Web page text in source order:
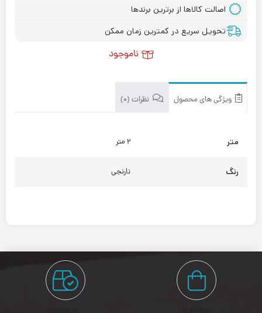
اصالت کالاها از برترین برندها
تحویل سریع در کمترین زمان ممکن
ناموجود
ویژگی های محصول نظرات (۰)
متر ۲ متر
رنگ نارنجی